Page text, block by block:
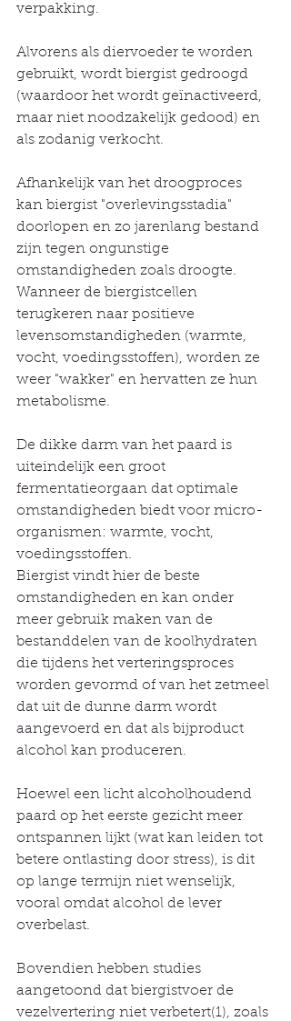
verpakking.
Alvorens als diervoeder te worden
gebruikt, wordt biergist gedroogd
(waardoor het wordt geïnactiveerd,
maar niet noodzakelijk gedood) en
als zodanig verkocht.
Afhankelijk van het droogproces
kan biergist "overlevingsstadia"
doorlopen en zo jarenlang bestand
zijn tegen ongunstige
omstandigheden zoals droogte.
Wanneer de biergistcellen
terugkeren naar positieve
levensomstandigheden (warmte,
vocht, voedingsstoffen), worden ze
weer "wakker" en hervatten ze hun
metabolisme.
De dikke darm van het paard is
uiteindelijk een groot
fermentatieorgaan dat optimale
omstandigheden biedt voor micro-
organismen: warmte, vocht,
voedingsstoffen.
Biergist vindt hier de beste
omstandigheden en kan onder
meer gebruik maken van de
bestanddelen van de koolhydraten
die tijdens het verteringsproces
worden gevormd of van het zetmeel
dat uit de dunne darm wordt
aangevoerd en dat als bijproduct
alcohol kan produceren.
Hoewel een licht alcoholhoudend
paard op het eerste gezicht meer
ontspannen lijkt (wat kan leiden tot
betere ontlasting door stress), is dit
op lange termijn niet wenselijk,
vooral omdat alcohol de lever
overbelast.
Bovendien hebben studies
aangetoond dat biergistvoer de
vezelvertering niet verbetert(1), zoals